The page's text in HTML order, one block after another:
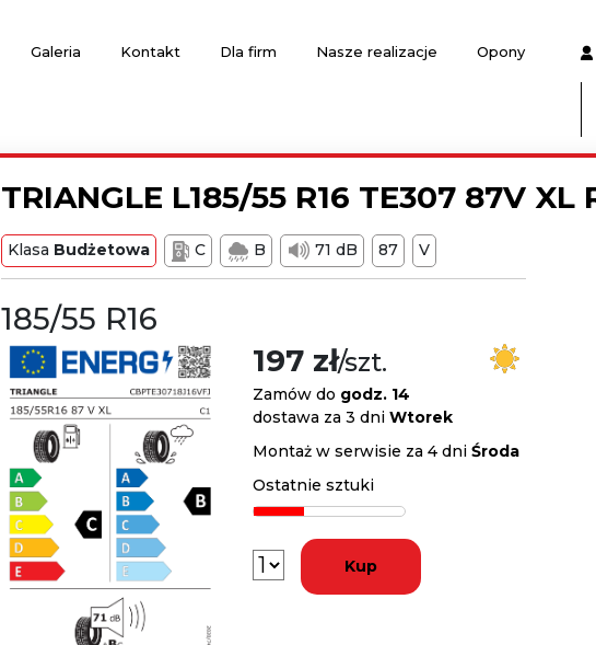
Galeria Kontakt Dla firm Nasze realizacje Opony
TRIANGLE L185/55 R16 TE307 87V XL
Klasa Budżetowa C B 71 dB 87 V
185/55 R16
197 zł/szt.
Zamów do godz. 14
dostawa za 3 dni Wtorek
Montaż w serwisie za 4 dni Środa
Ostatnie sztuki
Kup